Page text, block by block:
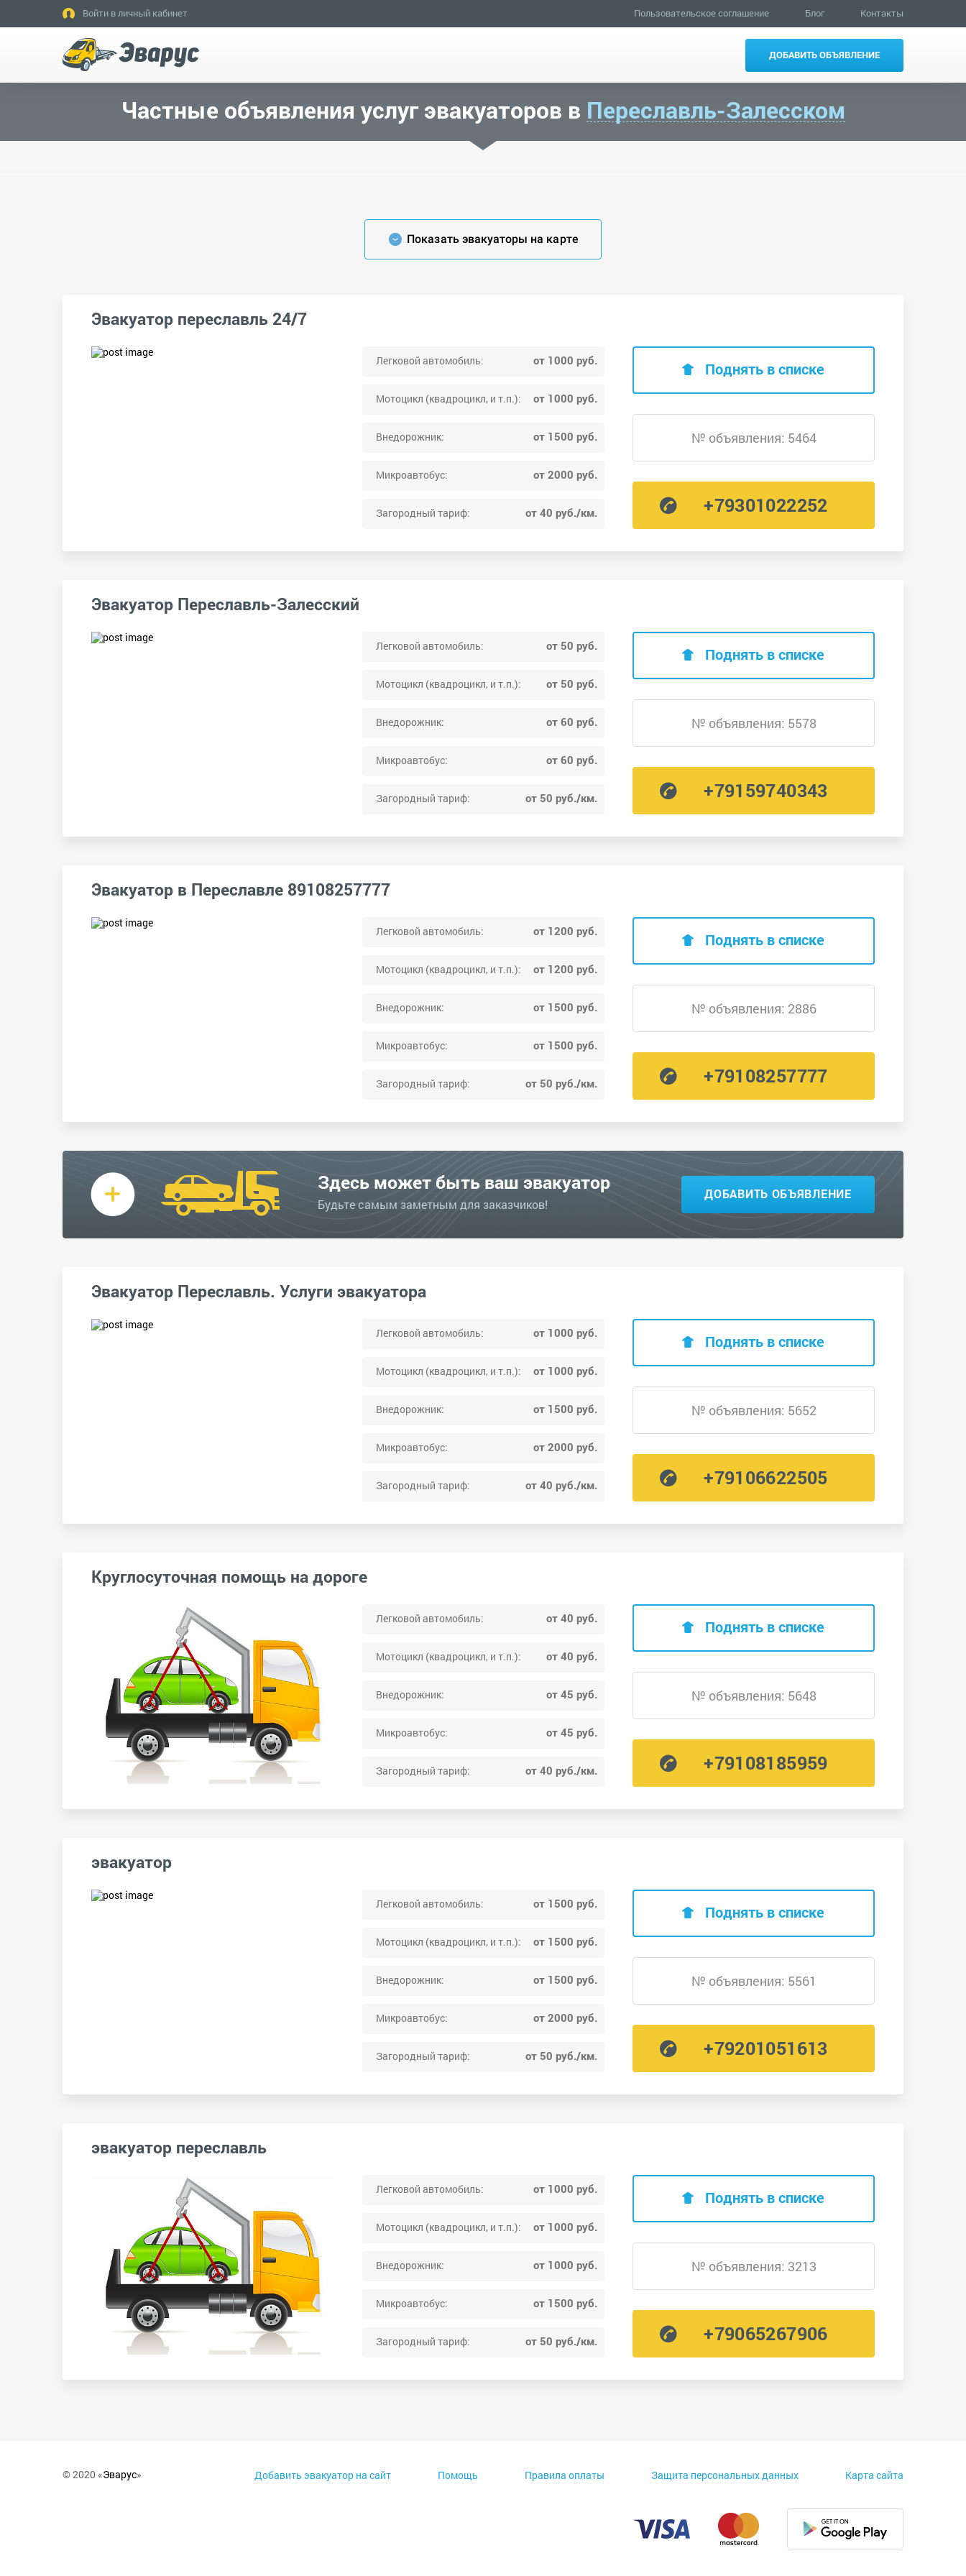
Войти в личный кабинет Пользовательское соглашение Блог Контакты
ДОБАВИТЬ ОБЪЯВЛЕНИЕ
Частные объявления услуг эвакуаторов в Переславль-Залесском
Показать эвакуаторы на карте
Эвакуатор переславль 24/7
Легковой автомобиль: от 1000 руб.
Мотоцикл (квадроцикл, и т.п.): от 1000 руб.
Внедорожник: от 1500 руб.
Микроавтобус: от 2000 руб.
Загородный тариф: от 40 руб./км.
Поднять в списке
№ объявления: 5464
+79301022252
Эвакуатор Переславль-Залесский
Легковой автомобиль: от 50 руб.
Мотоцикл (квадроцикл, и т.п.): от 50 руб.
Внедорожник: от 60 руб.
Микроавтобус: от 60 руб.
Загородный тариф: от 50 руб./км.
Поднять в списке
№ объявления: 5578
+79159740343
Эвакуатор в Переславле 89108257777
Легковой автомобиль: от 1200 руб.
Мотоцикл (квадроцикл, и т.п.): от 1200 руб.
Внедорожник: от 1500 руб.
Микроавтобус: от 1500 руб.
Загородный тариф: от 50 руб./км.
Поднять в списке
№ объявления: 2886
+79108257777
Здесь может быть ваш эвакуатор
Будьте самым заметным для заказчиков!
ДОБАВИТЬ ОБЪЯВЛЕНИЕ
Эвакуатор Переславль. Услуги эвакуатора
Легковой автомобиль: от 1000 руб.
Мотоцикл (квадроцикл, и т.п.): от 1000 руб.
Внедорожник: от 1500 руб.
Микроавтобус: от 2000 руб.
Загородный тариф: от 40 руб./км.
Поднять в списке
№ объявления: 5652
+79106622505
Круглосуточная помощь на дороге
Легковой автомобиль: от 40 руб.
Мотоцикл (квадроцикл, и т.п.): от 40 руб.
Внедорожник: от 45 руб.
Микроавтобус: от 45 руб.
Загородный тариф: от 40 руб./км.
Поднять в списке
№ объявления: 5648
+79108185959
эвакуатор
Легковой автомобиль: от 1500 руб.
Мотоцикл (квадроцикл, и т.п.): от 1500 руб.
Внедорожник: от 1500 руб.
Микроавтобус: от 2000 руб.
Загородный тариф: от 50 руб./км.
Поднять в списке
№ объявления: 5561
+79201051613
эвакуатор переславль
Легковой автомобиль: от 1000 руб.
Мотоцикл (квадроцикл, и т.п.): от 1000 руб.
Внедорожник: от 1000 руб.
Микроавтобус: от 1500 руб.
Загородный тариф: от 50 руб./км.
Поднять в списке
№ объявления: 3213
+79065267906
© 2020 «Эварус» Добавить эвакуатор на сайт Помощь Правила оплаты Защита персональных данных Карта сайта